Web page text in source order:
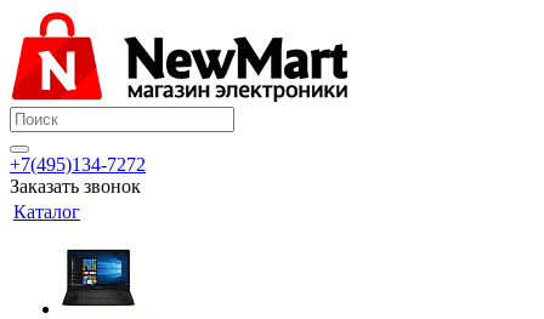
+7(495)134-7272
Заказать звонок
Каталог